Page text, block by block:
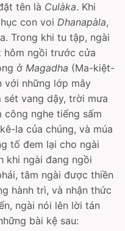
tên là Culàka. Khi
con voiDhanapàla,
Trong khi tu tập, ngài
hôm ngồi trước cửa
ở Magadha (Ma-kiệt-
với những lớp mây
sét vang dậy, trời mưa
công nghe tiếng sấm
la của chúng, và múa
tố đem lại cho ngài
khi ngài đang ngồi
tâm ngài được thiền
hành trì, và nhận thức
ngài nói lên lời tán
bài kệ sau: